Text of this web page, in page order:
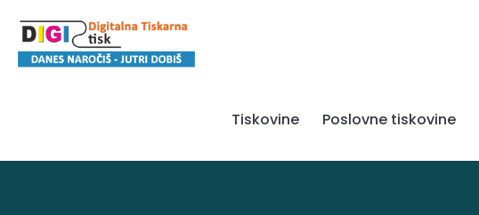
Tiskovine Poslovne tiskovine